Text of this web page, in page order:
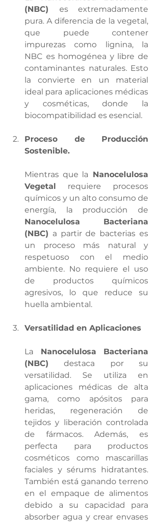
(NBC) es extremadamente
pura. A diferencia de la vegetal,
que puede contener
impurezas como lignina, la
NBC es homogénea y libre de
contaminantes naturales. Esto
la convierte en un material
ideal para aplicaciones médicas
y cosméticas, donde la
biocompatibilidad es esencial.
Proceso de Producción
Sostenible.
Mientras que la Nanocelulosa
Vegetal requiere procesos
químicos y un alto consumo de
Nanocelulosa Bacteriana
(NBC) a partir de bacterias es
un proceso más natural y
respetuoso con el medio
ambiente. No requiere el uso
de productos químicos
agresivos, lo que reduce su
huella ambiental.
Versatilidad en Aplicaciones
La Nanocelulosa Bacteriana
(NBC) destaca por su
versatilidad. Se utiliza en
aplicaciones médicas de alta
gama, como apósitos para
heridas, regeneración de
tejidos y liberación controlada
de fármacos. Además, es
perfecta para productos
cosméticos como mascarillas
faciales y sérums hidratantes.
También está ganando terreno
en el empaque de alimentos
debido a su capacidad para
absorber agua y crear envases